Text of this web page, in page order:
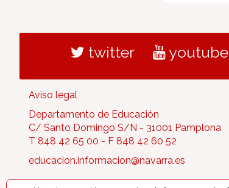
twitter youtube
Aviso legal
Departamento de Educación
C/ Santo Domingo S/N - 31001 Pamplona
T 848 42 65 00 - F 848 42 60 52
educacion.informacion@navarra.es